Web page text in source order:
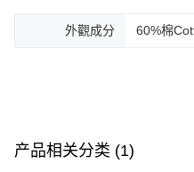
外觀成分 60%棉
产品相关分类 (1)